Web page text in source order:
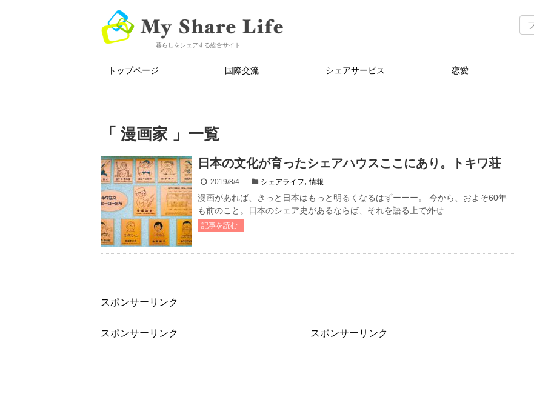
暮らしをシェアする総合サイト
トップページ 国際交流 シェアサービス 恋愛
「 漫画家 」一覧
日本の文化が育ったシェアハウスここにあり。トキワ荘
2019/8/4 シェアライフ,情報
漫画があれば、きっと日本はもっと明るくなるはずーーー。 今から、およそ60年
も前のこと。日本のシェア史があるならば、それを語る上で外せ...
記事を読む
スポンサーリンク
スポンサーリンク スポンサーリンク